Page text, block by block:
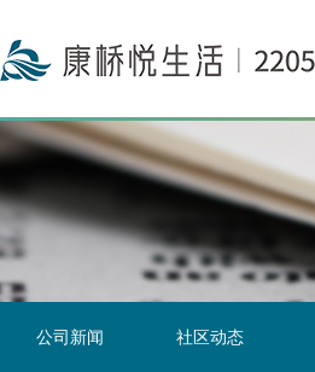
公司新闻 社区动态